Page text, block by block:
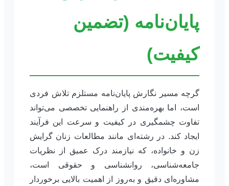
پایان‌نامه (تضمین
کیفیت)
گرچه مسیر نگارش پایان‌نامه مستلزم تلاش فردی
است، اما بهره‌مندی از راهنمایی تخصصی می‌تواند
تفاوت چشمگیری در کیفیت و سرعت این فرآیند
ایجاد کند. در رشته‌ای مانند مطالعات زنان گرایش
زن و خانواده، که نیازمند درک عمیق از نظریات
جامعه‌شناسی، روانشناسی و حقوقی است،
مشاوره‌ای دقیق و به‌روز از اهمیت بالایی برخوردار